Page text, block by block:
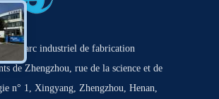
30, parc industriel de fabrication
de Zhengzhou, rue de la science et de
n° 1, Xingyang, Zhengzhou, Henan,